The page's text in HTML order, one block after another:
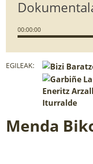
00:00:00
EGILEAK:
Eneritz
Iturralde
Menda